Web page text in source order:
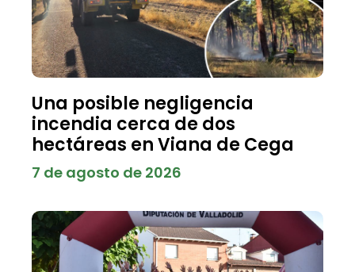
Una posible negligencia
incendia cerca de dos
hectáreas en Viana de Cega
7 de agosto de 2026